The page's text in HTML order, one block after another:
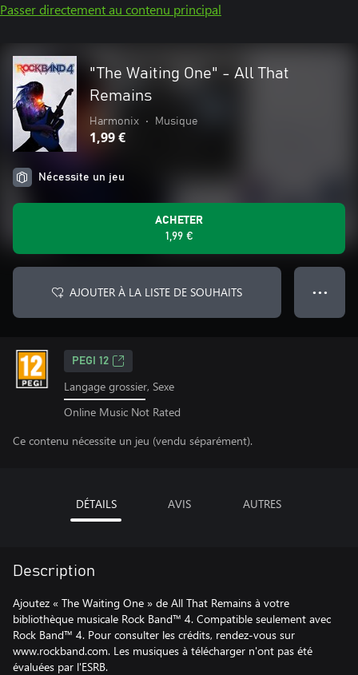
Passer directement au contenu principal
"The Waiting One" - All That
Remains
Harmonix • Musique
1,99 €
Nécessite un jeu
ACHETER
1,99 €
AJOUTER À LA LISTE DE SOUHAITS ● ● ●
PEGI 12
Langage grossier, Sexe
Online Music Not Rated
Ce contenu nécessite un jeu (vendu séparément).
DÉTAILS AVIS AUTRES
Description
Ajoutez « The Waiting One » de All That Remains à votre
bibliothèque musicale Rock Band™ 4. Compatible seulement avec
Rock Band™ 4. Pour consulter les crédits, rendez-vous sur
www.rockband.com. Les musiques à télécharger n'ont pas été
évaluées par l'ESRB.